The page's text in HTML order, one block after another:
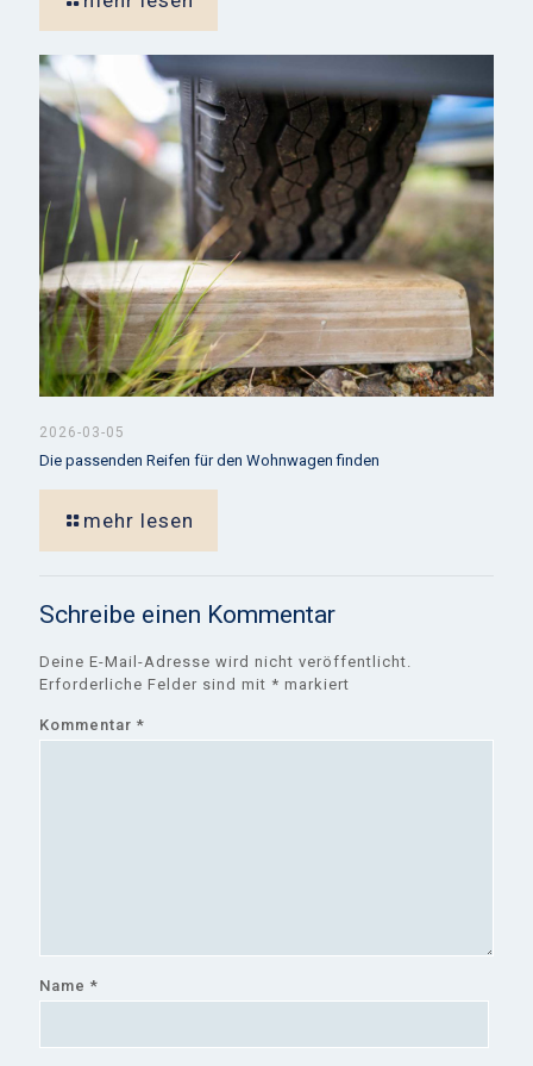
2026-03-05
Die passenden Reifen für den Wohnwagen finden
mehr lesen
Schreibe einen Kommentar
Deine E-Mail-Adresse wird nicht veröffentlicht.
Erforderliche Felder sind mit * markiert
Kommentar *
Name *